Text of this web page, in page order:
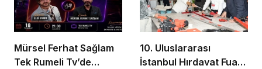
Mürsel Ferhat Sağlam
Tek Rumeli Tv’de
10. Uluslararası
İstanbul Hırdavat Fuarı,